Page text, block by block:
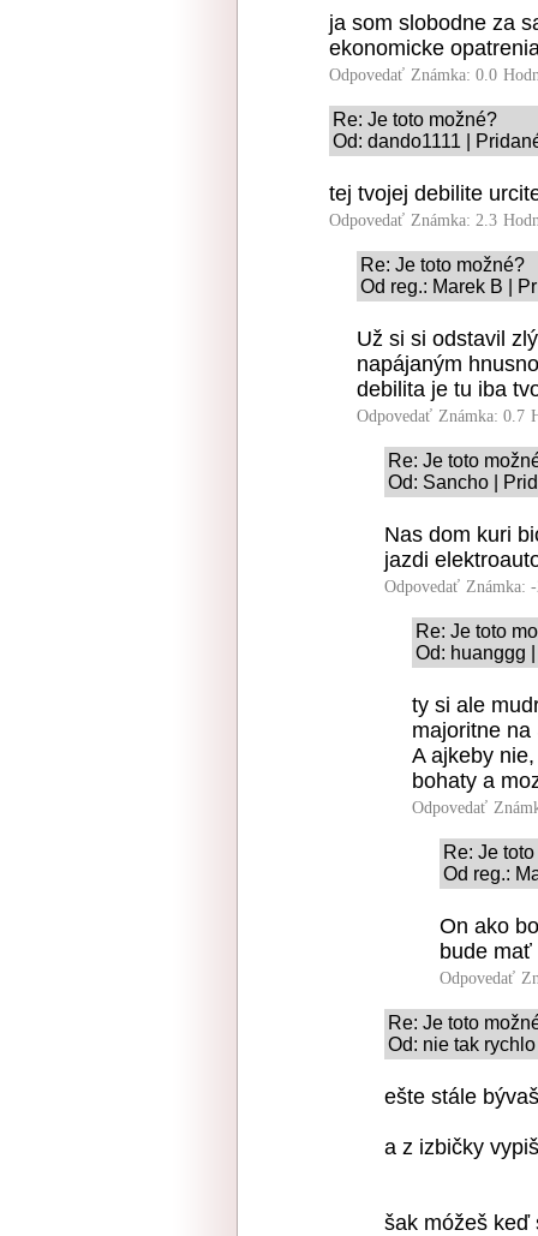
ja som slobodne za
ekonomicke
Odpovedať Známka: 0.0
Re: Je toto možné?
Od: dando1111 |
tej tvojej debilite
Odpovedať Známka: 2.3
Re: Je toto možné?
Od reg.: Marek B |
Už si si odstavil
napájaným
debilita je tu iba
Odpovedať Známka: 0.7
Re: Je toto
Od: Sancho |
Nas dom kuri
jazdi
Odpovedať Známka:
Re: Je toto
Od: huanggg
ty si ale
majoritne
A ajkeby
bohaty a
Odpovedať
Re: Je
Od reg.:
On ako
bude
Odpovedať
Re: Je toto
Od: nie tak
ešte stále
a z izbičky
šak móžeš keď